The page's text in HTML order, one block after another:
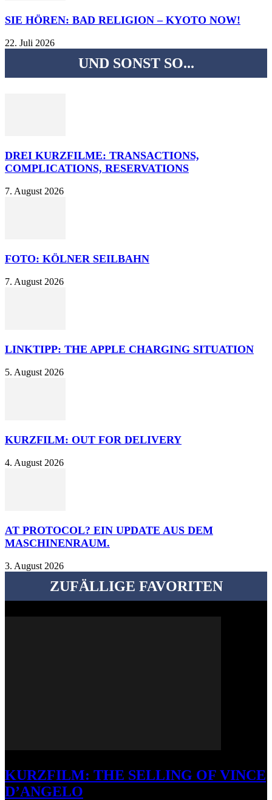
SIE HÖREN: BAD RELIGION – KYOTO NOW!
22. Juli 2026
UND SONST SO...
DREI KURZFILME: TRANSACTIONS,
COMPLICATIONS, RESERVATIONS
7. August 2026
FOTO: KÖLNER SEILBAHN
7. August 2026
LINKTIPP: THE APPLE CHARGING SITUATION
5. August 2026
KURZFILM: OUT FOR DELIVERY
4. August 2026
AT PROTOCOL? EIN UPDATE AUS DEM
MASCHINENRAUM.
3. August 2026
ZUFÄLLIGE FAVORITEN
KURZFILM: THE SELLING OF VINCE
D’ANGELO